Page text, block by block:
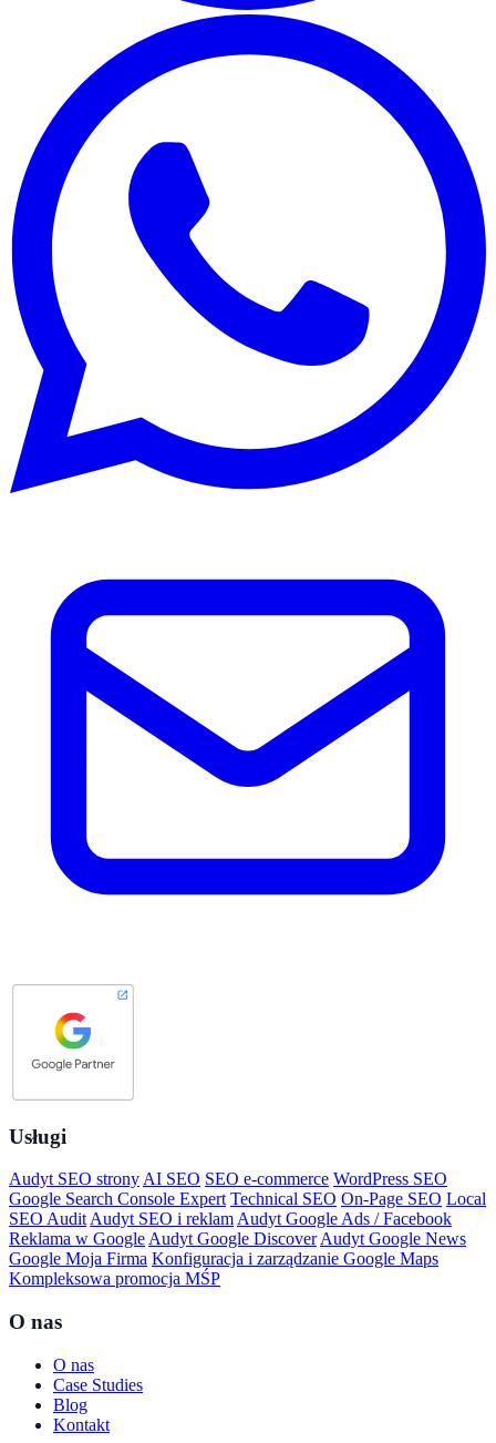
Usługi
Audyt SEO strony AI SEO SEO e-commerce WordPress SEO
Google Search Console Expert Technical SEO On-Page SEO Local
SEO Audit Audyt SEO i reklam Audyt Google Ads / Facebook
Reklama w Google Audyt Google Discover Audyt Google News
Google Moja Firma Konfiguracja i zarządzanie Google Maps
Kompleksowa promocja MŚP
O nas
O nas
Case Studies
Blog
Kontakt